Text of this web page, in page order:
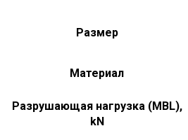
Размер
Материал
Разрушающая нагрузка (MBL),
kN